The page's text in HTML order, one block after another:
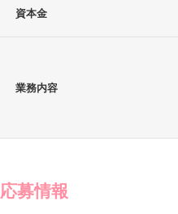
資本金
業務内容
応募情報